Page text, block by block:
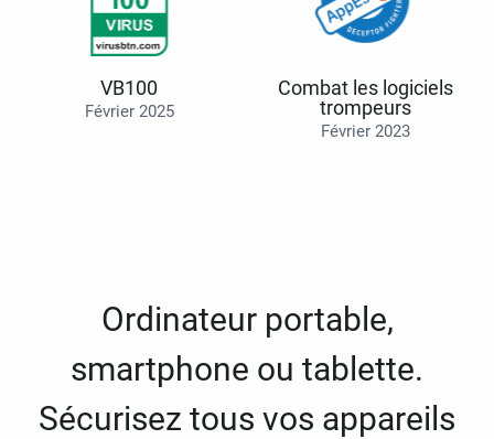
VB100
Février 2025
Combat les logiciels
trompeurs
Février 2023
Ordinateur portable,
smartphone ou tablette.
Sécurisez tous vos appareils